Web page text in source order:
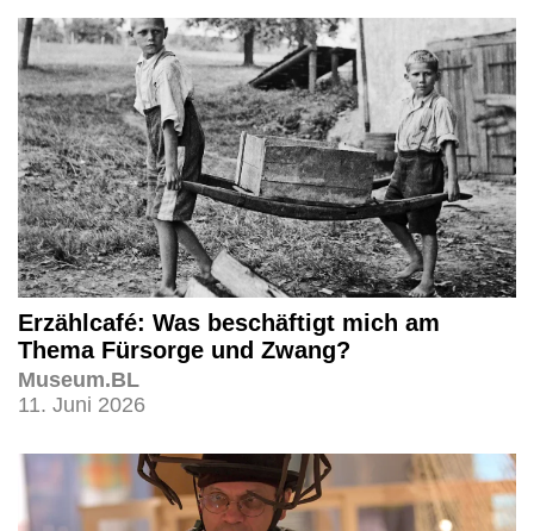
Erzählcafé: Was beschäftigt mich am
Thema Fürsorge und Zwang?
Museum.BL
11. Juni 2026